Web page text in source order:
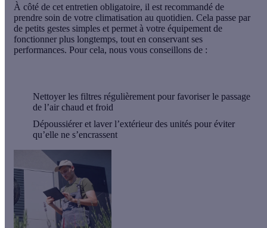
À côté de cet entretien obligatoire, il est recommandé de
prendre soin de votre climatisation au quotidien. Cela passe par
de petits gestes simples et permet à votre équipement de
fonctionner plus longtemps, tout en conservant ses
performances. Pour cela, nous vous conseillons de :
Nettoyer les filtres régulièrement pour favoriser le passage
de l’air chaud et froid
Dépoussiérer et laver l’extérieur des unités pour éviter
qu’elle ne s’encrassent